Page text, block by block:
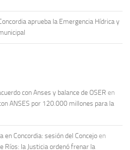
aprueba la Emergencia Hídrica y
con Anses y balance de OSER en
ANSES por 120.000 millones para la
en Concordia: sesión del Concejo en
Ríos: la Justicia ordenó frenar la